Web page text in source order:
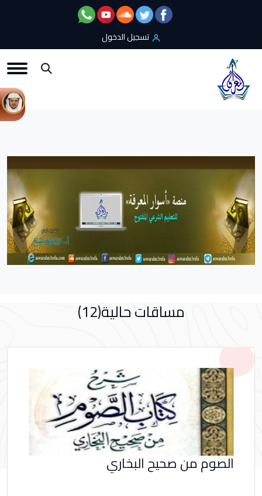
تسجيل الدخول
مساقات حالية(12)
الصوم من صحيح البخاري